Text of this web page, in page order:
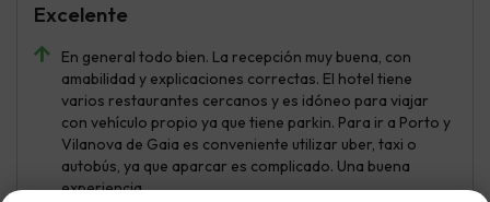
En general todo bien. La recepción muy buena, con
amabilidad y explicaciones correctas. El hotel tiene
varios restaurantes cercanos y es idóneo para viajar
con vehículo propio ya que tiene parkin. Para ir a Porto y
Vilanova de Gaia es conveniente utilizar uber, taxi o
autobús, ya que aparcar es complicado. Una buena
experiencia.
Excelente